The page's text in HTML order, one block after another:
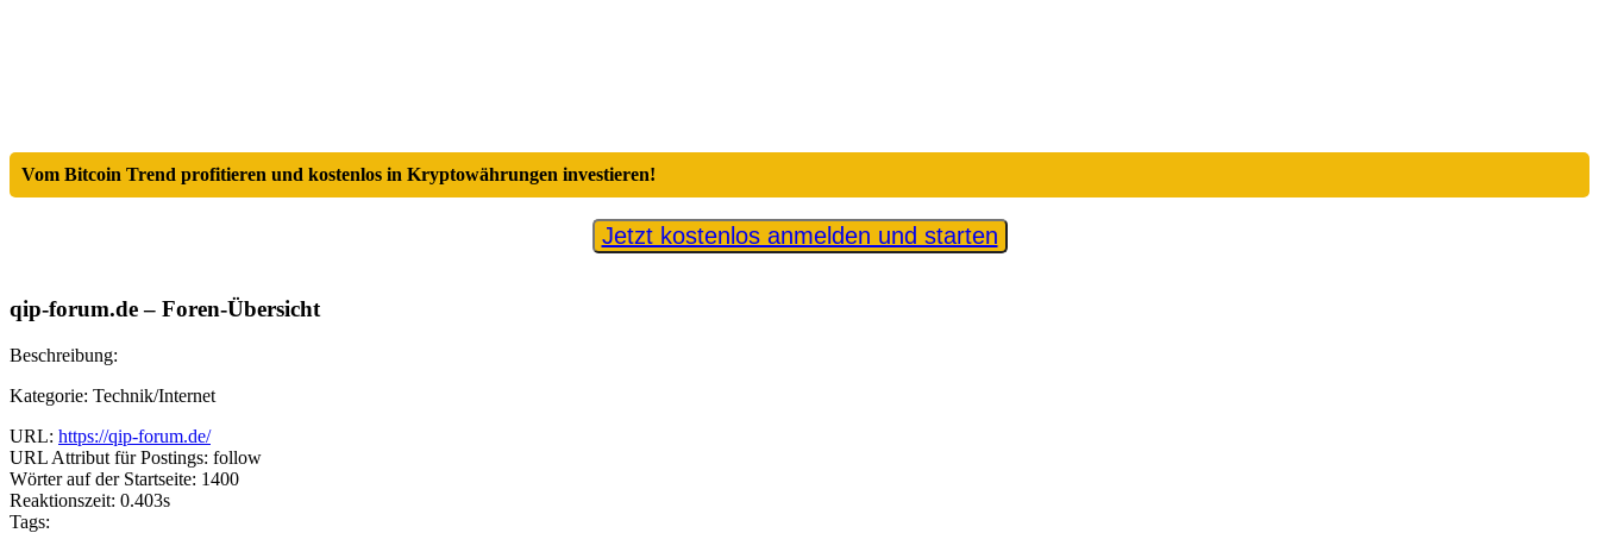
Vom Bitcoin Trend profitieren und kostenlos in Kryptowährungen investieren!
Jetzt kostenlos anmelden und starten
qip-forum.de – Foren-Übersicht
Beschreibung:
Kategorie: Technik/Internet
URL: https://qip-forum.de/
URL Attribut für Postings: follow
Wörter auf der Startseite: 1400
Reaktionszeit: 0.403s
Tags: